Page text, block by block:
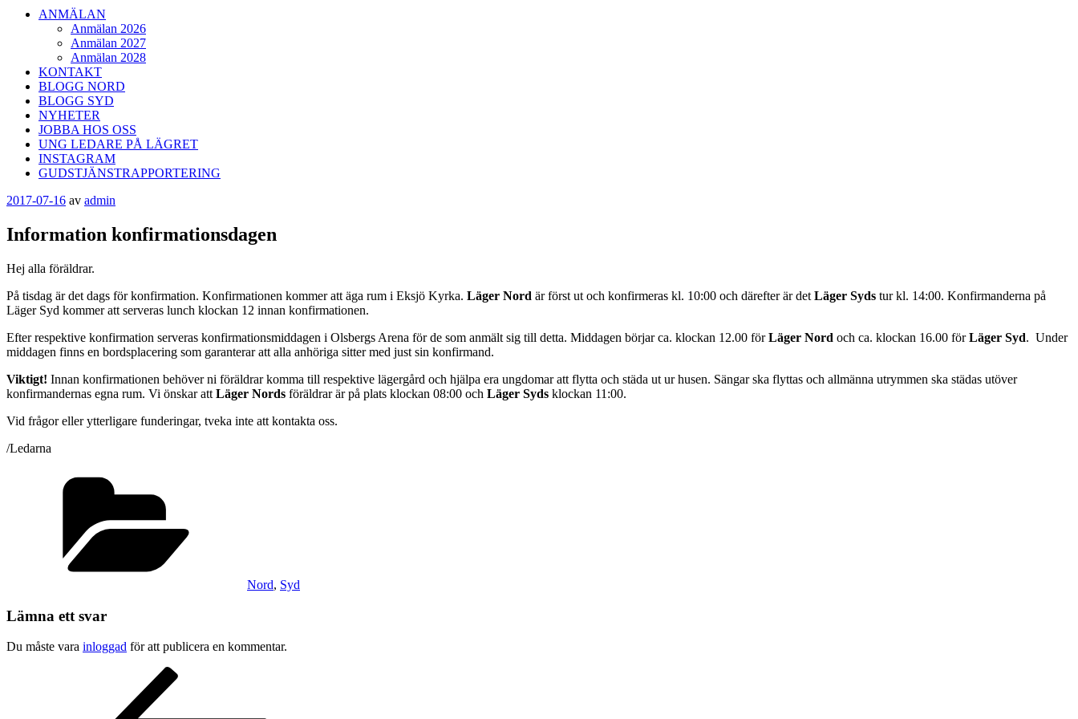
ANMÄLAN
Anmälan 2026
Anmälan 2027
Anmälan 2028
KONTAKT
BLOGG NORD
BLOGG SYD
NYHETER
JOBBA HOS OSS
UNG LEDARE PÅ LÄGRET
INSTAGRAM
GUDSTJÄNSTRAPPORTERING
Publicerat
2017-07-16 av admin
Information konfirmationsdagen
Hej alla föräldrar.
På tisdag är det dags för konfirmation. Konfirmationen kommer att äga rum i Eksjö Kyrka. Läger Nord är först ut och konfirmeras kl. 10:00 och därefter är det Läger Syds tur kl. 14:00. Konfirmanderna på
Läger Syd kommer att serveras lunch klockan 12 innan konfirmationen.
Efter respektive konfirmation serveras konfirmationsmiddagen i Olsbergs Arena för de som anmält sig till detta. Middagen börjar ca. klockan 12.00 förLäger Nord och ca. klockan 16.00 förLäger Syd. Under
middagen finns en bordsplacering som garanterar att alla anhöriga sitter med just sin konfirmand.
Viktigt! Innan konfirmationen behöver ni föräldrar komma till respektive lägergård och hjälpa era ungdomar att flytta och städa ut ur husen. Sängar ska flyttas och allmänna utrymmen ska städas utöver
konfirmandernas egna rum. Vi önskar att Läger Nords föräldrar är på plats klockan 08:00 och Läger Syds klockan 11:00.
Vid frågor eller ytterligare funderingar, tveka inte att kontakta oss.
/Ledarna
Nord, Syd
Lämna ett svar
Du måste vara inloggad för att publicera en kommentar.
Inläggsnavigering